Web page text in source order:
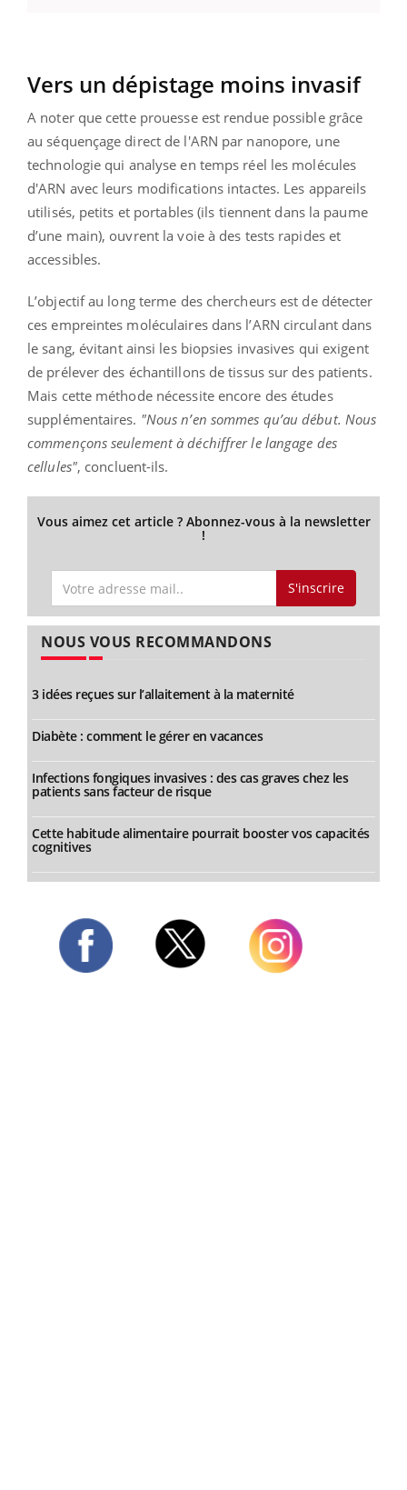
Vers un dépistage moins invasif
A noter que cette prouesse est rendue possible grâce
au séquençage direct de l'ARN par nanopore, une
technologie qui analyse en temps réel les molécules
d'ARN avec leurs modifications intactes. Les appareils
utilisés, petits et portables (ils tiennent dans la paume
d’une main), ouvrent la voie à des tests rapides et
accessibles.
L’objectif au long terme des chercheurs est de détecter
ces empreintes moléculaires dans l’ARN circulant dans
le sang, évitant ainsi les biopsies invasives qui exigent
de prélever des échantillons de tissus sur des patients.
Mais cette méthode nécessite encore des études
supplémentaires. "Nous n’en sommes qu’au début. Nous
commençons seulement à déchiffrer le langage des
cellules", concluent-ils.
Vous aimez cet article ? Abonnez-vous à la newsletter
!
S'inscrire
NOUS VOUS RECOMMANDONS
3 idées reçues sur l’allaitement à la maternité
Diabète : comment le gérer en vacances
Infections fongiques invasives : des cas graves chez les
patients sans facteur de risque
Cette habitude alimentaire pourrait booster vos capacités
cognitives